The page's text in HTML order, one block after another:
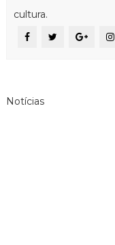
cultura.
Notícias